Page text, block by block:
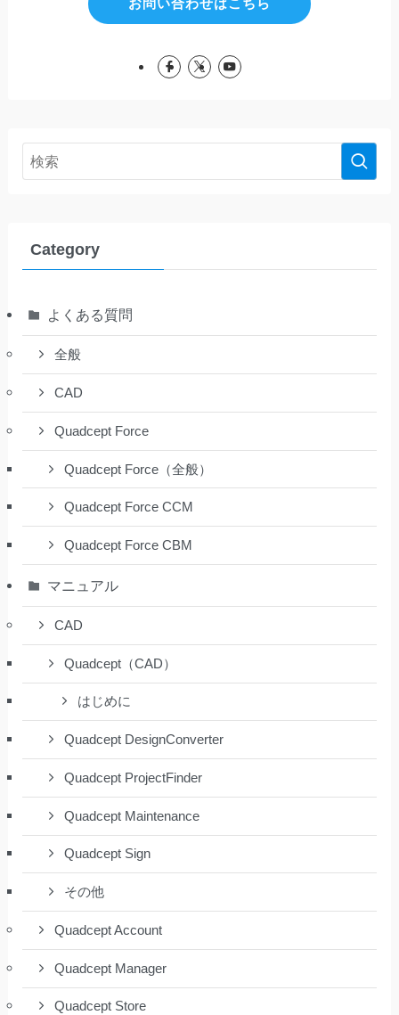
お問い合わせはこちら
Category
よくある質問
全般
CAD
Quadcept Force
Quadcept Force（全般）
Quadcept Force CCM
Quadcept Force CBM
マニュアル
CAD
Quadcept（CAD）
はじめに
Quadcept DesignConverter
Quadcept ProjectFinder
Quadcept Maintenance
Quadcept Sign
その他
Quadcept Account
Quadcept Manager
Quadcept Store